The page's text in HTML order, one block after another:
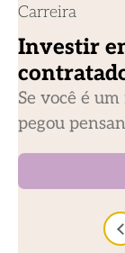
Carreira
Investir
Se você é
pegou